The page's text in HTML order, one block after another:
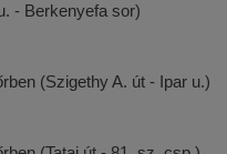
- Berkenyefa sor)
(Szigethy A. út - Ipar u.)